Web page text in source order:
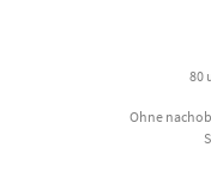
View as data
The chart has 1 X axis
The chart has 1 Y
Ohne
80